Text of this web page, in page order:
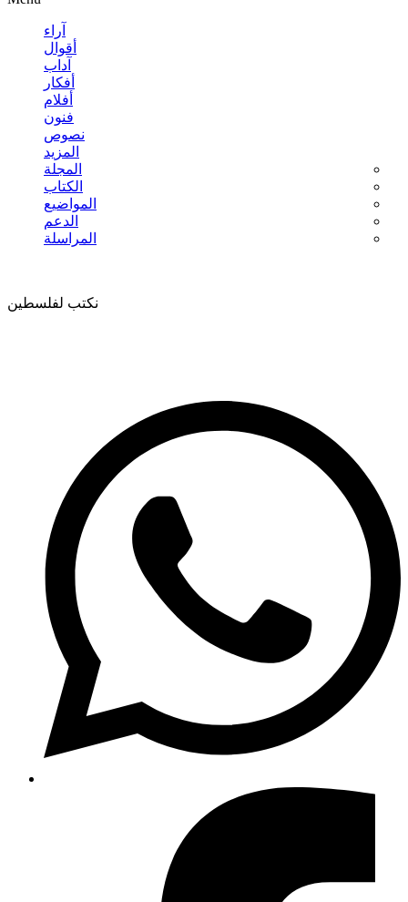
آراء
أقوال
آداب
أفكار
أفلام
فنون
نصوص
المزيد
المجلة
الكتاب
المواضيع
الدعم
المراسلة
نكتب لفلسطين